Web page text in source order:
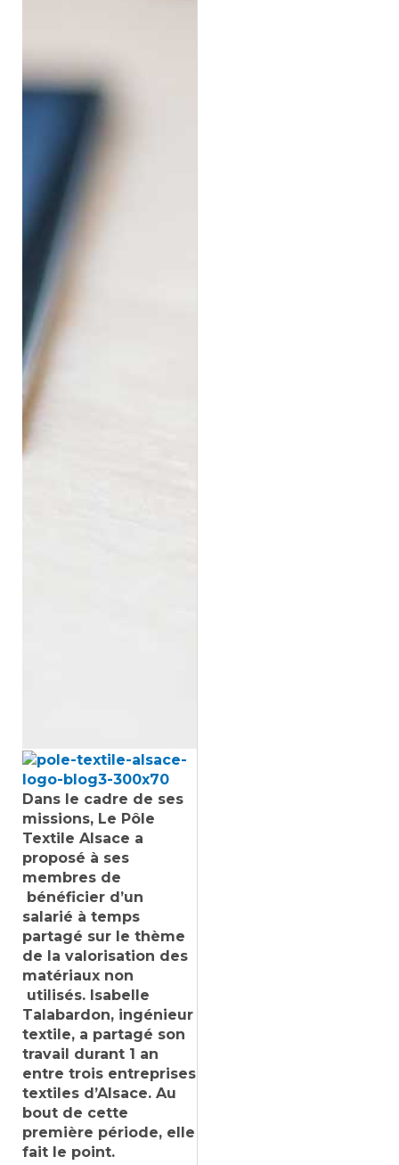
Dans le cadre de ses
missions, Le Pôle
Textile Alsace a
proposé à ses
membres de
bénéficier d’un
salarié à temps
partagé sur le thème
de la valorisation des
matériaux non
utilisés. Isabelle
Talabardon, ingénieur
textile, a partagé son
travail durant 1 an
entre trois entreprises
textiles d’Alsace. Au
bout de cette
première période, elle
fait le point.